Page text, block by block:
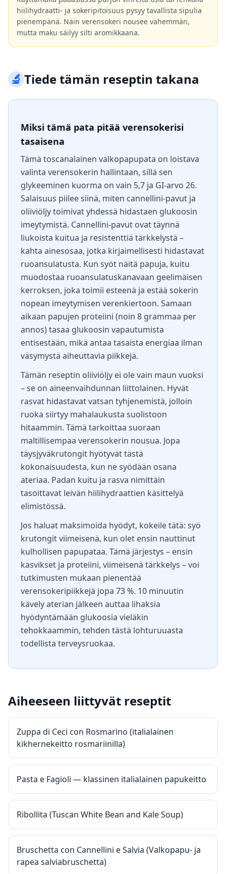
hiilihydraatti- ja sokeripitoisuus pysyy tavallista sipulia
pienempänä. Näin verensokeri nousee vähemmän,
mutta maku säilyy silti aromikkaana.
🔬Tiede tämän reseptin takana
Miksi tämä pata pitää verensokerisi
tasaisena
Tämä toscanalainen valkopapupata on loistava
valinta verensokerin hallintaan, sillä sen
glykeeminen kuorma on vain 5,7 ja GI-arvo 26.
Salaisuus piilee siinä, miten cannellini-pavut ja
oliiviöljy toimivat yhdessä hidastaen glukoosin
imeytymistä. Cannellini-pavut ovat täynnä
liukoista kuitua ja resistenttiä tärkkelystä –
kahta ainesosaa, jotka kirjaimellisesti hidastavat
ruoansulatusta. Kun syöt näitä papuja, kuitu
muodostaa ruoansulatuskanavaan geelimäisen
kerroksen, joka toimii esteenä ja estää sokerin
nopean imeytymisen verenkiertoon. Samaan
aikaan papujen proteiini (noin 8 grammaa per
annos) tasaa glukoosin vapautumista
entisestään, mikä antaa tasaista energiaa ilman
väsymystä aiheuttavia piikkejä.
Tämän reseptin oliiviöljy ei ole vain maun vuoksi
– se on aineenvaihdunnan liittolainen. Hyvät
rasvat hidastavat vatsan tyhjenemistä, jolloin
ruoka siirtyy mahalaukusta suolistoon
hitaammin. Tämä tarkoittaa suoraan
maltillisempaa verensokerin nousua. Jopa
täysjyväkrutongit hyötyvät tästä
kokonaisuudesta, kun ne syödään osana
ateriaa. Padan kuitu ja rasva nimittäin
tasoittavat leivän hiilihydraattien käsittelyä
elimistössä.
Jos haluat maksimoida hyödyt, kokeile tätä: syö
krutongit viimeisenä, kun olet ensin nauttinut
kulhollisen papupataa. Tämä järjestys – ensin
kasvikset ja proteiini, viimeisenä tärkkelys – voi
tutkimusten mukaan pienentää
verensokeripiikkejä jopa 73 %. 10 minuutin
kävely aterian jälkeen auttaa lihaksia
hyödyntämään glukoosia vieläkin
tehokkaammin, tehden tästä lohturuuasta
todellista terveysruokaa.
Aiheeseen liittyvät reseptit
Zuppa di Ceci con Rosmarino (italialainen
kikhernekeitto rosmariinilla)
Pasta e Fagioli — klassinen italialainen papukeitto
Ribollita (Tuscan White Bean and Kale Soup)
Bruschetta con Cannellini e Salvia (Valkopapu- ja
rapea salviabruschetta)